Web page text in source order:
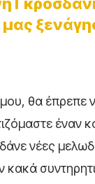
θα έπρεπε
έναν
νέες